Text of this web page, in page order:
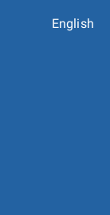
English